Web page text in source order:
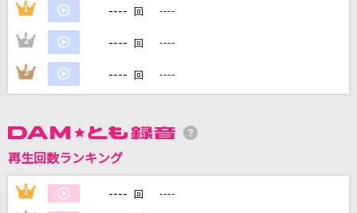
BRAVE GROOVE
iLiFE!
カラオケ最新情報をチェック！
1 ---- 回 ----
2 ---- 回 ----
3 ---- 回 ----
再生回数ランキング
1 ---- 回 ----